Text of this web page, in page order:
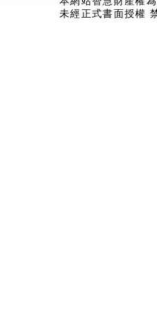
未經正式書面授權